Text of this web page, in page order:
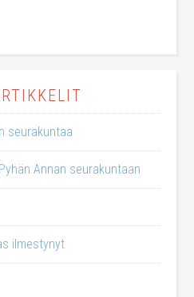
seurakuntaa
Annan seurakuntaan
ilmestynyt